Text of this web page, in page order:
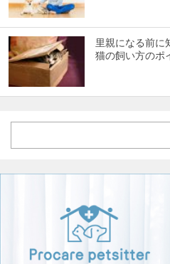
里親になる前に
猫の飼い方のポ